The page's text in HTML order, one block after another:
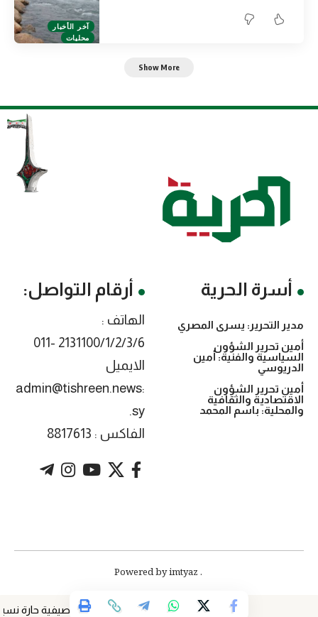
آخر الأخبار
محليات
Show More
أسرة الحرية
مدير التحرير: يسرى المصري
أمين تحرير الشؤون
السياسية والفنية: أمين
الدريوسي
أمين تحرير الشؤون
الاقتصادية والثقافية
والمحلية: باسم المحمد
أرقام التواصل:
الهاتف :
2131100/1/2/3/6 -011
الايميل
:admin@tishreen.news
.sy
الفاكس : 8817613
. Powered by imtyaz
أجواء صيفية حارة